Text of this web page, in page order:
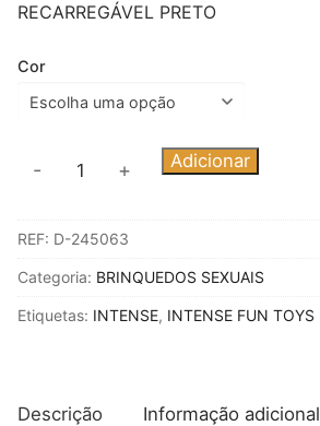
RECARREGÁVEL PRETO
Cor
Quantidade
-
KAREN
VIBRATÓRIO
PRETO
- + Adicionar
REF: D-245063
Categoria: BRINQUEDOS SEXUAIS
Etiquetas: INTENSE, INTENSE FUN TOYS
Descrição Informação adicional